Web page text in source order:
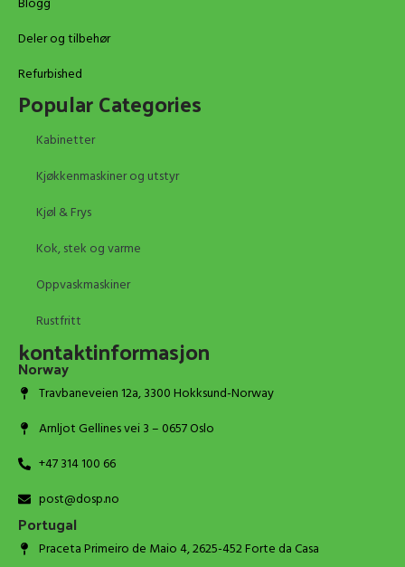
Deler og tilbehør
Refurbished
Popular Categories
Kabinetter
Kjøkkenmaskiner og utstyr
Kjøl & Frys
Kok, stek og varme
Oppvaskmaskiner
Rustfritt
kontaktinformasjon
Norway
Travbaneveien 12a, 3300 Hokksund-Norway
Arnljot Gellines vei 3 – 0657 Oslo
+47 314 100 66
post@dosp.no
Portugal
Praceta Primeiro de Maio 4, 2625-452 Forte da Casa